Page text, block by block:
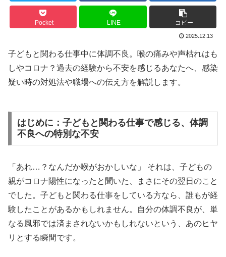
Pocket LINE コピー
2025.12.13
子どもと関わる仕事中に体調不良。喉の痛みや声枯れはも
しやコロナ？過去の経験から不安を感じるあなたへ、感染
疑い時の対処法や職場への伝え方を解説します。
はじめに：子どもと関わる仕事で感じる、体調
不良への特別な不安
「あれ…？なんだか喉がおかしいな」 それは、子どもの
親がコロナ陽性になったと聞いた、まさにその翌日のこと
でした。子どもと関わる仕事をしている方なら、誰もが経
験したことがあるかもしれません。自分の体調不良が、単
なる風邪では済まされないかもしれないという、あのヒヤ
リとする瞬間です。